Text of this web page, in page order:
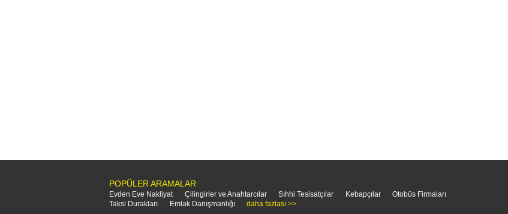
POPÜLER ARAMALAR
Evden Eve Nakliyat Çilingirler ve Anahtarcılar Sıhhi Tesisatçılar Kebapçılar
Otobüs Firmaları
Taksi Durakları
Emlak Danışmanlığı daha fazlası >>